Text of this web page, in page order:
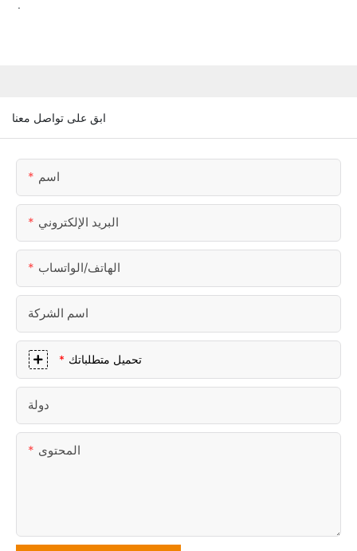
.
ابق على تواصل معنا
اسم
البريد الإلكتروني
الهاتف/الواتساب
اسم الشركة
تحميل متطلباتك
دولة
المحتوى